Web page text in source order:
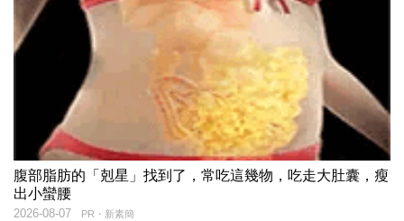
腹部脂肪的「剋星」找到了，常吃這幾物，吃走大肚囊，瘦
出小蠻腰
PR・新素簡
2026-08-07